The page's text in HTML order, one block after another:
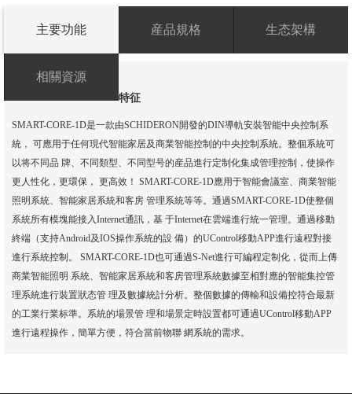
主要功能 産品規格 生态架構
相關資源
特征
SMART-CORE-1D是一款由SCHIDERON開發的DIN導軌安裝智能中央控制系
統， 可應用于任何現代智能家居及商業智能控制的中央控制系統。整個系統可
以将不同品 牌、不同類型、不同型号的産品進行定制化集成管理控制，使操作
更人性化，更環保， 更高效！ SMART-CORE-1D應用于智能會議室、商業智能
照明系統、智能家居系統和客房 管理系統等等。通過SMART-CORE-1D使整個
系統所有模塊能接入Internet通訊，基 于Internet在雲端進行統一管理。通過移動
終端（支持Android及IOS操作系統的設 備）的UControl移動APP進行遠程對接
進行系統控制。 SMART-CORE-1D也可通過S-Net進行可編程定制化，從而上傳
商業智能照明 系統、智能家居系統和客房管理系統數據至相對應的智能集控管
理系統進行裝置狀态管 理及數據統計分析。整個數據的傳輸和設備控符合最新
的工業行業标準。系統的場景管 理和場景定時設置都可通過UControl移動APP
進行遠程操作，簡單方便，符合當前物聯 網系統的需求。